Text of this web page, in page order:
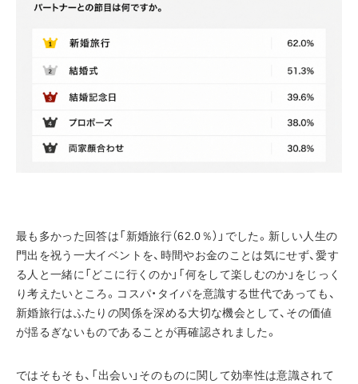
最も多かった回答は「新婚旅行（62.0％）」でした。新しい人生の
門出を祝う一大イベントを、時間やお金のことは気にせず、愛す
る人と一緒に「どこに行くのか」「何をして楽しむのか」をじっく
り考えたいところ。コスパ・タイパを意識する世代であっても、
新婚旅行はふたりの関係を深める大切な機会として、その価値
が揺るぎないものであることが再確認されました。
ではそもそも、「出会い」そのものに関して効率性は意識されて